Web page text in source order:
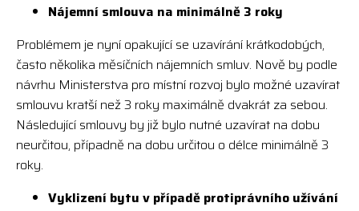
Nájemní smlouva na minimálně 3 roky
Problémem je nyní opakující se uzavírání krátkodobých,
často několika měsíčních nájemních smluv. Nově by podle
návrhu Ministerstva pro místní rozvoj bylo možné uzavírat
smlouvu kratší než 3 roky maximálně dvakrát za sebou.
Následující smlouvy by již bylo nutné uzavírat na dobu
neurčitou, případně na dobu určitou o délce minimálně 3
roky.
Vyklizení bytu v případě protiprávního užívání